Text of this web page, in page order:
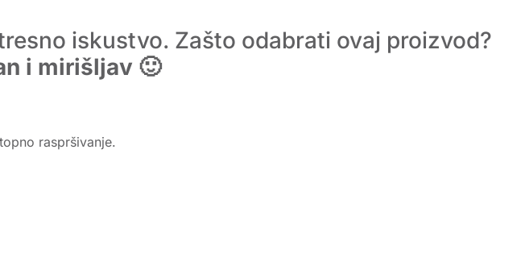
iskustvo. Zašto odabrati ovaj proizvod?
i mirišljav 🙂
raspršivanje.